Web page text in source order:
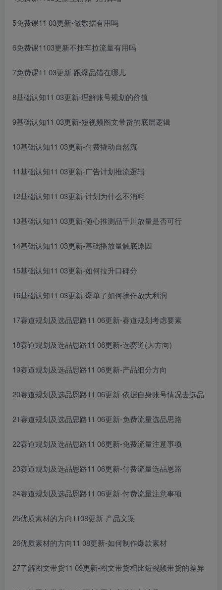
5免费课11 03更新-做数据有用吗
6免费课1103更新不挂车拉流量有用吗
7免费课11 03更新-跟爆品错在哪儿
8基础认知11 03更新-理解账号规划的价值
9基础认知11 03更新-短视频图文带货的底层逻辑
10基础认知11 03更新-付费撬动自然流
11基础认知11 03更新-广告计划推流逻辑
12基础认知11 03更新-计划为什么不消耗
13基础认知11 03更新-随心推测品千川放量是否可行
14基础认知11 03更新-基础播放量触底原因
15基础认知11 03更新-如何拉升口碑分
16基础认知11 03更新-爆单了如何操作放大利润
17赛道规划及选品思路11 06更新-赛道规划考虑要素
18赛道规划及选品思路11 06更新-选赛道(大方向)
19赛道规划及选品思路11 06更新-产品细分方向
20赛道规划及选品恩路11 06更新-依据自身账号情况去选品
21赛道规划及选品思路11 06更新-免费流量选品思路
22赛道规划及选品思路11 06更新-免费流量注意事项
23赛道规划及选品恩路11 06更新-付费流量选品恩路
24赛道规划及选品恩路11 06更新-付费流量注意事项
25优质素材的方向1108更新-产品文案
26优质素材的方向11 08更新-如何制作爆款素材
27了解图文带货11 09更新-图文带货相比短视频带货的差异